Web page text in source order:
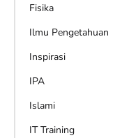
Fisika
Ilmu Pengetahuan
Inspirasi
IPA
Islami
IT Training